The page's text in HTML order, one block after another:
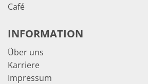
Café
INFORMATION
Über uns
Karriere
Impressum